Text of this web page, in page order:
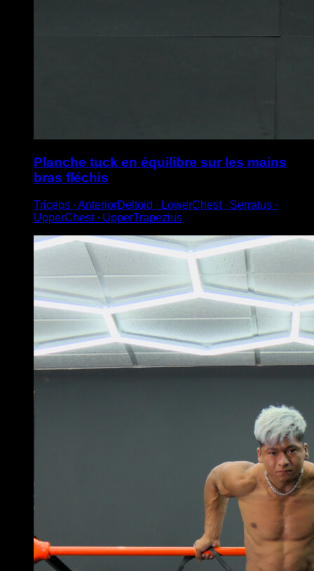
Planche tuck en équilibre sur les mains
bras fléchis
Triceps ∙ AnteriorDeltoid ∙ LowerChest ∙ Serratus ∙
UpperChest ∙ UpperTrapezius